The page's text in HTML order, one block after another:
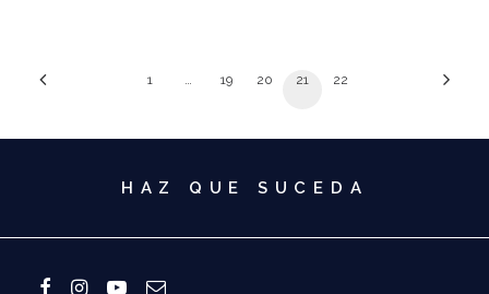
1 19 20 21 22
HAZ QUE SUCEDA